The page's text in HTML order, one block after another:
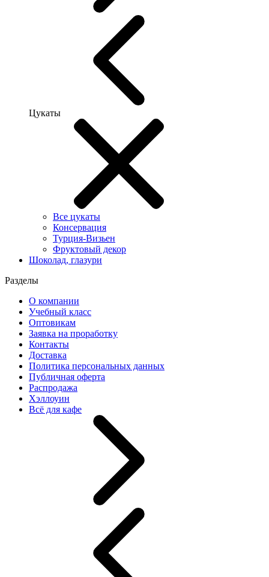
Цукаты
Все цукаты
Консервация
Турция-Визьен
Фруктовый декор
Шоколад, глазури
Разделы
О компании
Учебный класс
Оптовикам
Заявка на проработку
Контакты
Доставка
Политика персональных данных
Публичная оферта
Распродажа
Хэллоуин
Всё для кафе